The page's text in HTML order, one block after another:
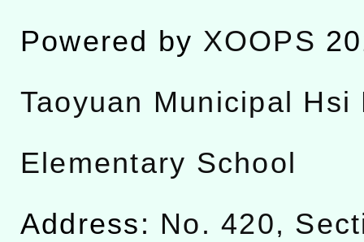
Powered by XOOPS
Taoyuan Municipal Hsi
Elementary School
Address: No. 420,